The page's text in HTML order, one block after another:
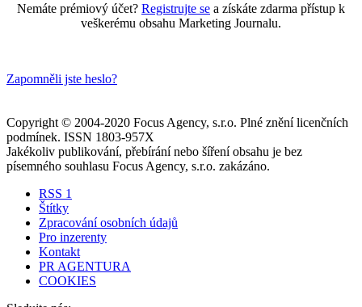
Nemáte prémiový účet? Registrujte se a získáte zdarma přístup k
veškerému obsahu Marketing Journalu.
Zapomněli jste heslo?
Copyright © 2004-2020 Focus Agency, s.r.o. Plné znění licenčních
podmínek. ISSN 1803-957X
Jakékoliv publikování, přebírání nebo šíření obsahu je bez
písemného souhlasu Focus Agency, s.r.o. zakázáno.
RSS 1
Štítky
Zpracování osobních údajů
Pro inzerenty
Kontakt
PR AGENTURA
COOKIES